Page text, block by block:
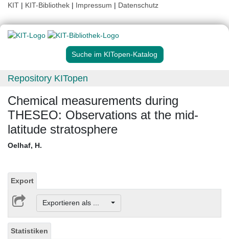
KIT | KIT-Bibliothek | Impressum | Datenschutz
Suche im KITopen-Katalog
Repository KITopen
Chemical measurements during
THESEO: Observations at the mid-
latitude stratosphere
Oelhaf, H.
Export
Exportieren als ...
Statistiken